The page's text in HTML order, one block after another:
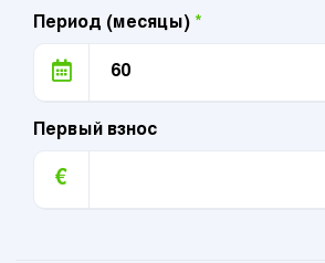
Период (месяцы) *
Первый взнос
€